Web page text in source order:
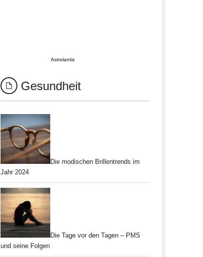
Astrolantis
Gesundheit
Die modischen Brillentrends im
Jahr 2024
Die Tage vor den Tagen – PMS
und seine Folgen